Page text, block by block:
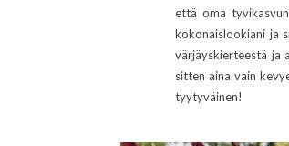
että oma
kokonaislookiani ja
värjäyskierteestä ja
sitten aina vain
tyytyväinen!